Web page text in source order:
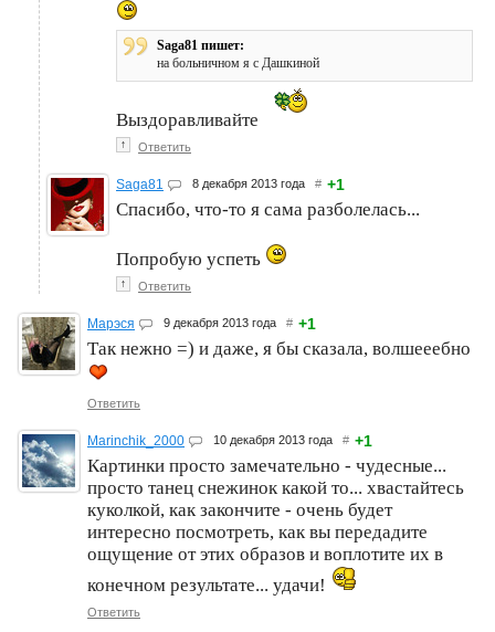
Saga81 пишет:
на больничном я с Дашкиной
Выздоравливайте
↑ Ответить
Saga81 8 декабря 2013 года # +1
Спасибо, что-то я сама разболелась...
Попробую успеть
↑ Ответить
Марэся 9 декабря 2013 года # +1
Так нежно =) и даже, я бы сказала, волшееебно
Ответить
Marinchik_2000 10 декабря 2013 года # +1
Картинки просто замечательно - чудесные...
просто танец снежинок какой то... хвастайтесь
куколкой, как закончите - очень будет
интересно посмотреть, как вы передадите
ощущение от этих образов и воплотите их в
конечном результате... удачи!
Ответить